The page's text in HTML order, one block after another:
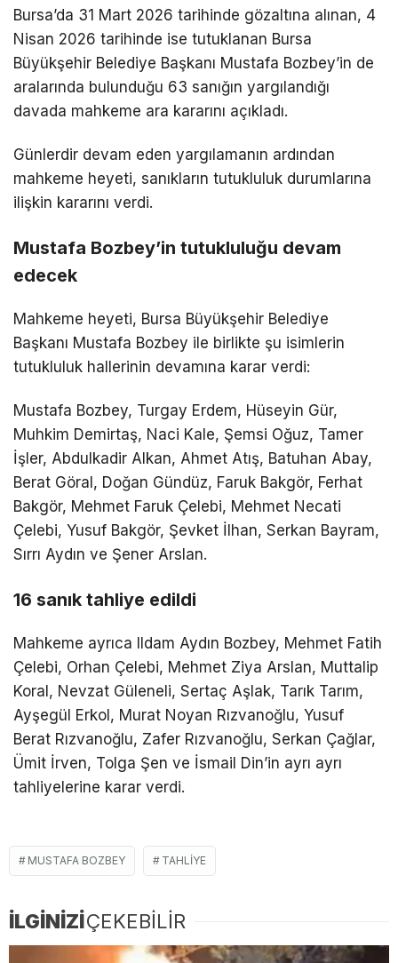
Bursa’da 31 Mart 2026 tarihinde gözaltına alınan, 4
Nisan 2026 tarihinde ise tutuklanan Bursa
Büyükşehir Belediye Başkanı Mustafa Bozbey’in de
aralarında bulunduğu 63 sanığın yargılandığı
davada mahkeme ara kararını açıkladı.
Günlerdir devam eden yargılamanın ardından
mahkeme heyeti, sanıkların tutukluluk durumlarına
ilişkin kararını verdi.
Mustafa Bozbey’in tutukluluğu devam
edecek
Mahkeme heyeti, Bursa Büyükşehir Belediye
Başkanı Mustafa Bozbey ile birlikte şu isimlerin
tutukluluk hallerinin devamına karar verdi:
Mustafa Bozbey, Turgay Erdem, Hüseyin Gür,
Muhkim Demirtaş, Naci Kale, Şemsi Oğuz, Tamer
İşler, Abdulkadir Alkan, Ahmet Atış, Batuhan Abay,
Berat Göral, Doğan Gündüz, Faruk Bakgör, Ferhat
Bakgör, Mehmet Faruk Çelebi, Mehmet Necati
Çelebi, Yusuf Bakgör, Şevket İlhan, Serkan Bayram,
Sırrı Aydın ve Şener Arslan.
16 sanık tahliye edildi
Mahkeme ayrıca Ildam Aydın Bozbey, Mehmet Fatih
Çelebi, Orhan Çelebi, Mehmet Ziya Arslan, Muttalip
Koral, Nevzat Güleneli, Sertaç Aşlak, Tarık Tarım,
Ayşegül Erkol, Murat Noyan Rızvanoğlu, Yusuf
Berat Rızvanoğlu, Zafer Rızvanoğlu, Serkan Çağlar,
Ümit İrven, Tolga Şen ve İsmail Din’in ayrı ayrı
tahliyelerine karar verdi.
MUSTAFA BOZBEY TAHLIYE
İLGİNİZİÇEKEBİLİR